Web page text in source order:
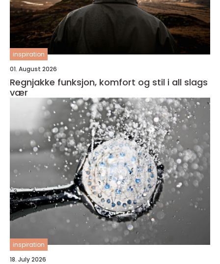
inspiration
01. August 2026
Regnjakke funksjon, komfort og stil i all slags
vær
inspiration
18. July 2026